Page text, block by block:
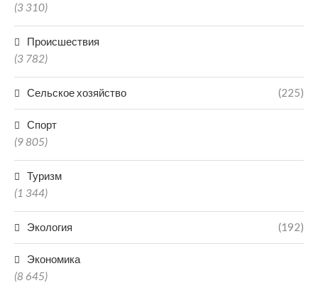
(3 310)
Происшествия
(3 782)
Сельское хозяйство (225)
Спорт
(9 805)
Туризм
(1 344)
Экология (192)
Экономика
(8 645)